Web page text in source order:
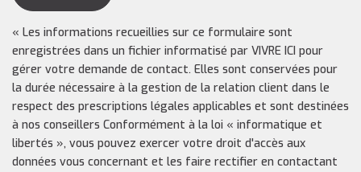
« Les informations recueillies sur ce formulaire sont
enregistrées dans un fichier informatisé par VIVRE ICI pour
gérer votre demande de contact. Elles sont conservées pour
la durée nécessaire à la gestion de la relation client dans le
respect des prescriptions légales applicables et sont destinées
à nos conseillers Conformément à la loi « informatique et
libertés », vous pouvez exercer votre droit d'accès aux
données vous concernant et les faire rectifier en contactant